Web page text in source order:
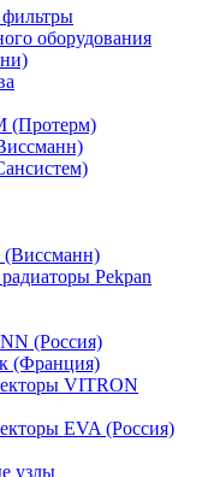
оборудования
(Протерм)
(Виссманн)
Pekpan
(Россия)
(Франция)
VITRON
EVA (Россия)
узлы